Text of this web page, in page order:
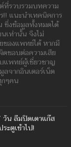
ที่รวบรวมบทความ
แนะนำเทคนิคการ
ซึ่งข้อมูลทั้งหมดได้
นเท่านั้น จึงไม่
ของแพทย์ได้ หากมี
ดชอบต่อความเสีย
แพทย์ผู้เชี่ยวชาญ
จากอินเตอร์เน็ต
ๆคน
วัน ลืมปิดเตาแก๊ส
ะตูเข้าไป!